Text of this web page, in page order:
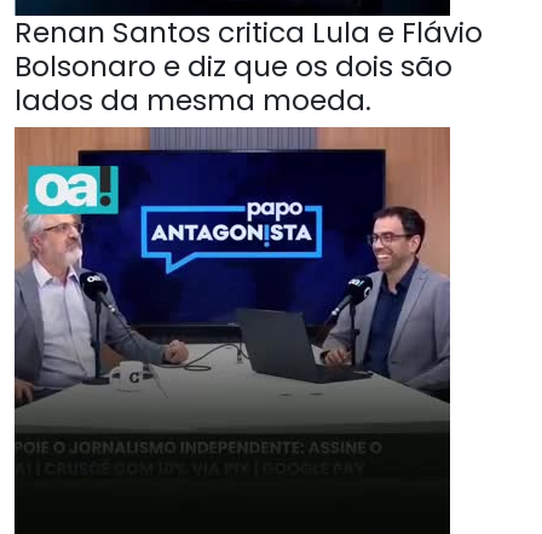
Renan Santos critica Lula e Flávio
Bolsonaro e diz que os dois são
lados da mesma moeda.